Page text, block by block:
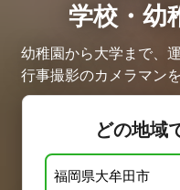
学校・幼
幼稚園から大学まで、
行事撮影のカメラマン
どの地域